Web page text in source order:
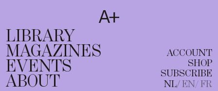
T
EN FR
LIBRARY
MAGAZINES
EVENTS
ABOUT
ACCOUNT
SHOP
SUBSCRIBE
NL EN FR